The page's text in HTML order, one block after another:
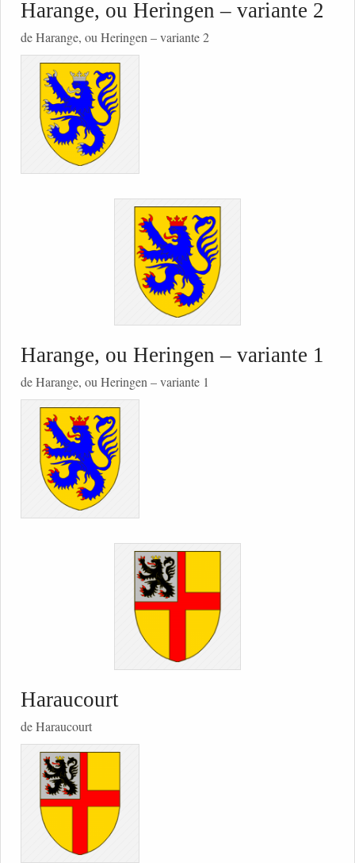
Harange, ou Heringen – variante 2
de Harange, ou Heringen – variante 2
Harange, ou Heringen – variante 1
de Harange, ou Heringen – variante 1
Haraucourt
de Haraucourt